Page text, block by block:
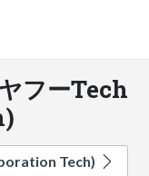
フーTech
Tech)